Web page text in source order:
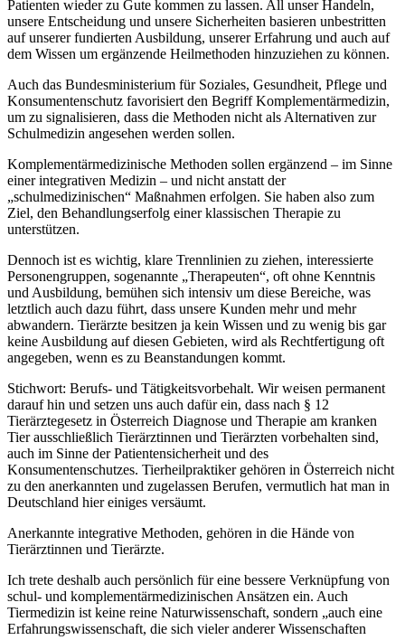
Patienten wieder zu Gute kommen zu lassen. All unser Handeln,
unsere Entscheidung und unsere Sicherheiten basieren unbestritten
auf unserer fundierten Ausbildung, unserer Erfahrung und auch auf
dem Wissen um ergänzende Heilmethoden hinzuziehen zu können.
Auch das Bundesministerium für Soziales, Gesundheit, Pflege und
Konsumentenschutz favorisiert den Begriff Komplementärmedizin,
um zu signalisieren, dass die Methoden nicht als Alternativen zur
Schulmedizin angesehen werden sollen.
Komplementärmedizinische Methoden sollen ergänzend – im Sinne
einer integrativen Medizin – und nicht anstatt der
„schulmedizinischen“ Maßnahmen erfolgen. Sie haben also zum
Ziel, den Behandlungserfolg einer klassischen Therapie zu
unterstützen.
Dennoch ist es wichtig, klare Trennlinien zu ziehen, interessierte
Personengruppen, sogenannte „Therapeuten“, oft ohne Kenntnis
und Ausbildung, bemühen sich intensiv um diese Bereiche, was
letztlich auch dazu führt, dass unsere Kunden mehr und mehr
abwandern. Tierärzte besitzen ja kein Wissen und zu wenig bis gar
keine Ausbildung auf diesen Gebieten, wird als Rechtfertigung oft
angegeben, wenn es zu Beanstandungen kommt.
Stichwort: Berufs- und Tätigkeitsvorbehalt. Wir weisen permanent
darauf hin und setzen uns auch dafür ein, dass nach § 12
Tierärztegesetz in Österreich Diagnose und Therapie am kranken
Tier ausschließlich Tierärztinnen und Tierärzten vorbehalten sind,
auch im Sinne der Patientensicherheit und des
Konsumentenschutzes. Tierheilpraktiker gehören in Österreich nicht
zu den anerkannten und zugelassen Berufen, vermutlich hat man in
Deutschland hier einiges versäumt.
Anerkannte integrative Methoden, gehören in die Hände von
Tierärztinnen und Tierärzte.
Ich trete deshalb auch persönlich für eine bessere Verknüpfung von
schul- und komplementärmedizinischen Ansätzen ein. Auch
Tiermedizin ist keine reine Naturwissenschaft, sondern „auch eine
Erfahrungswissenschaft, die sich vieler anderer Wissenschaften